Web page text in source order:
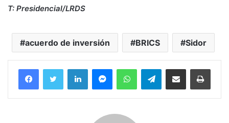
T: Presidencial/LRDS
acuerdo de inversión BRICS Sidor
FacebookTwitter LinkedInMessengerWhatsAppTelegramCompartir por correo electrónico